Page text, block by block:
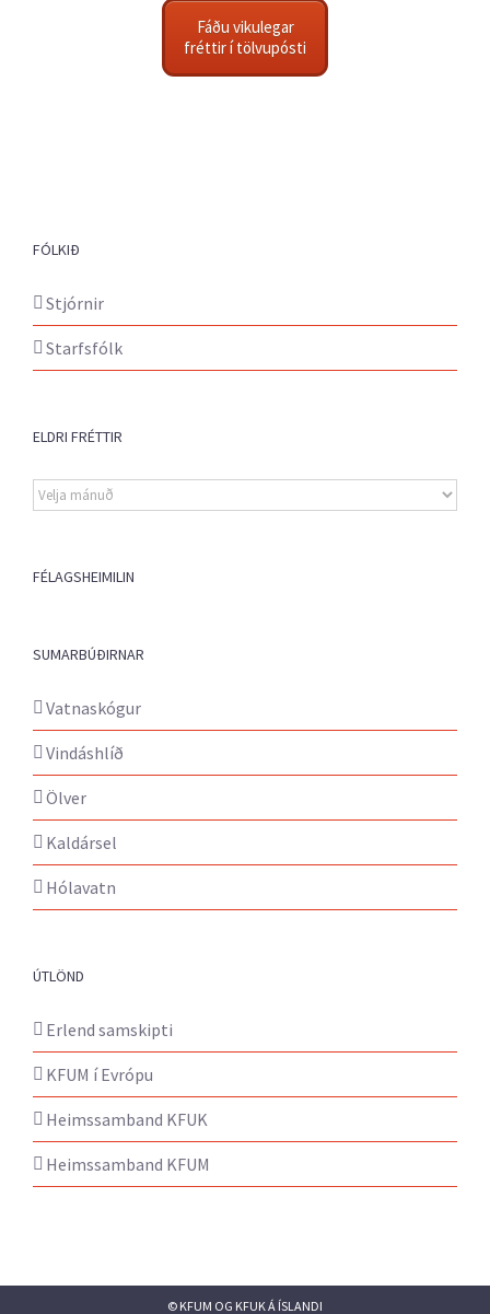
Fáðu vikulegar
fréttir í tölvupósti
FÓLKIÐ
Stjórnir
Starfsfólk
ELDRI FRÉTTIR
Eldri
fréttir
FÉLAGSHEIMILIN
SUMARBÚÐIRNAR
Vatnaskógur
Vindáshlíð
Ölver
Kaldársel
Hólavatn
ÚTLÖND
Erlend samskipti
KFUM í Evrópu
Heimssamband KFUK
Heimssamband KFUM
© KFUM OG KFUK Á ÍSLANDI